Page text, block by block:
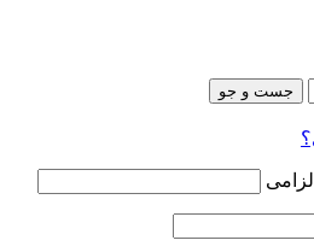
جست و جو
الزامی